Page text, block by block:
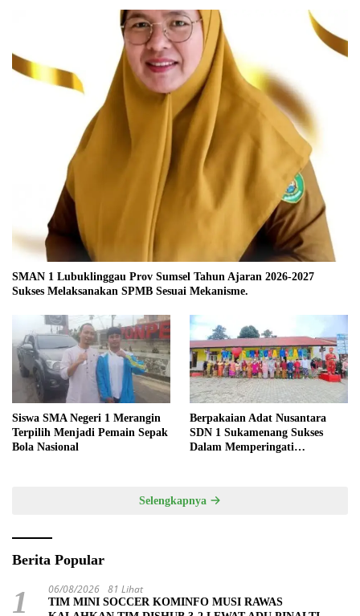
SMAN 1 Lubuklinggau Prov Sumsel Tahun Ajaran 2026-2027
Sukses Melaksanakan SPMB Sesuai Mekanisme.
Siswa SMA Negeri 1 Merangin
Terpilih Menjadi Pemain Sepak
Bola Nasional
Berpakaian Adat Nusantara
SDN 1 Sukamenang Sukses
Dalam Memperingati
Selengkapnya
Berita Popular
1 06/08/2026 81 Lihat
TIM MINI SOCCER KOMINFO MUSI RAWAS